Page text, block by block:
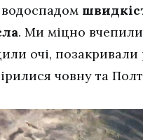
. Ми міцно
очі, позакривали
човну та